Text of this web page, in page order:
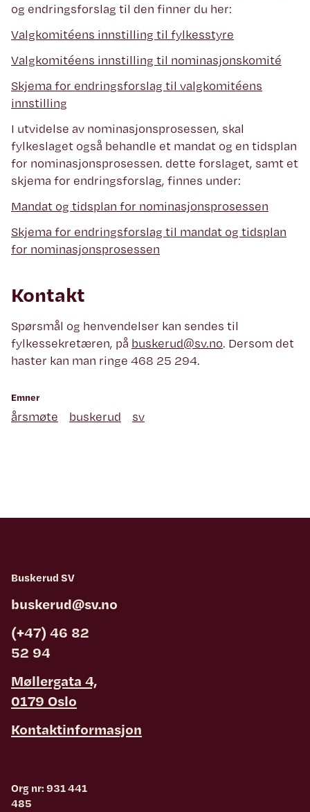
og endringsforslag til den finner du her:
Valgkomitéens innstilling til fylkesstyre
Valgkomitéens innstilling til nominasjonskomité
Skjema for endringsforslag til valgkomitéens
innstilling
I utvidelse av nominasjonsprosessen, skal
fylkeslaget også behandle et mandat og en tidsplan
for nominasjonsprosessen. dette forslaget, samt et
skjema for endringsforslag, finnes under:
Mandat og tidsplan for nominasjonsprosessen
Skjema for endringsforslag til mandat og tidsplan
for nominasjonsprosessen
Kontakt
Spørsmål og henvendelser kan sendes til
fylkessekretæren, på buskerud@sv.no. Dersom det
haster kan man ringe 468 25 294.
Emner
årsmøte buskerud sv
Buskerud SV
buskerud@sv.no
(+47) 46 82
52 94
Møllergata 4,
0179 Oslo
Kontaktinformasjon
Org nr: 931 441
485